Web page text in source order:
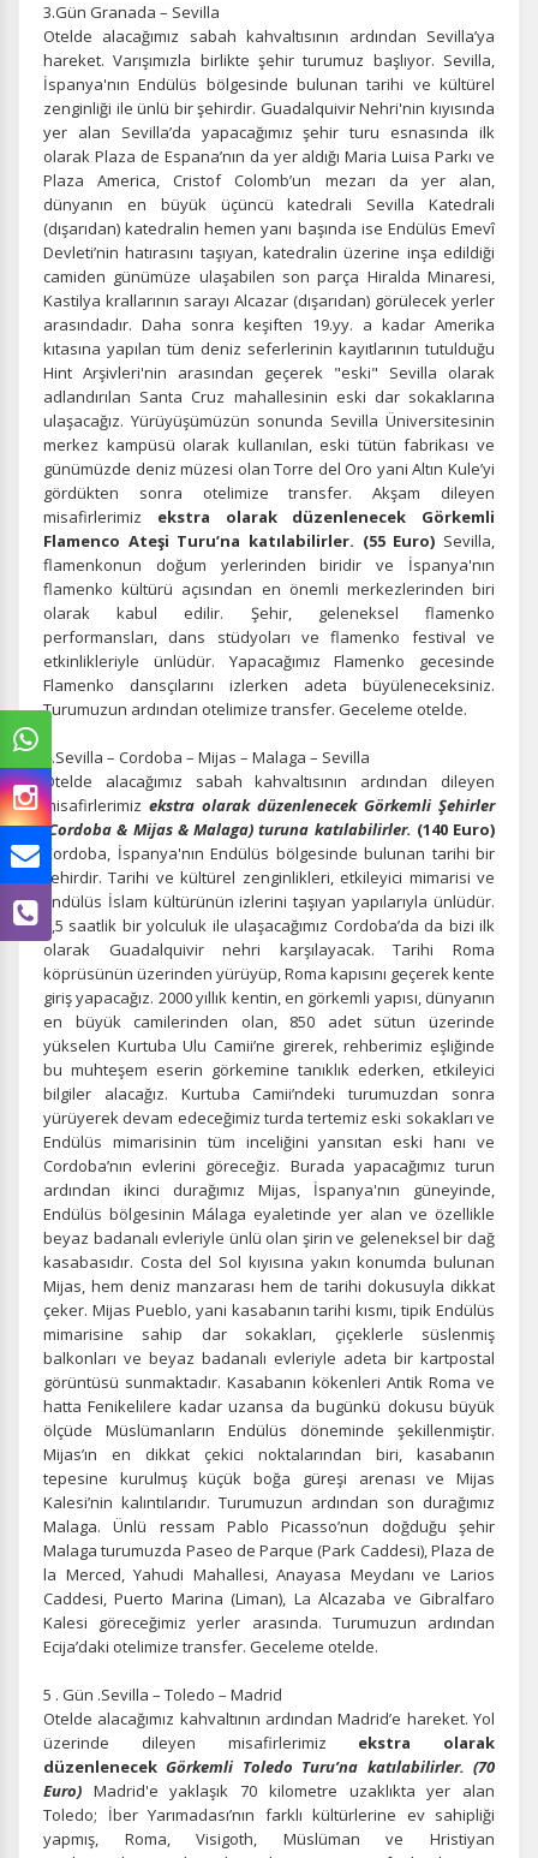
ÇEREZ KULLANIM AYARLARINIZ
Daha fazla bilgi için KVKK bilgilendirmemizi , çerez kullanım ve
gizlilik koşullarını inceleyebilirsiniz.
Zorunlu Çerezler HER ZAMAN AKTIF
Oturum yönetimi, güvenlik ve temel site işlevleri için
3.Gün Granada – Sevilla
Otelde alacağımız sabah kahvaltısının ardından Sevilla’ya
hareket. Varışımızla birlikte şehir turumuz başlıyor. Sevilla,
İspanya'nın Endülüs bölgesinde bulunan tarihi ve kültürel
zenginliği ile ünlü bir şehirdir. Guadalquivir Nehri'nin kıyısında
yer alan Sevilla’da yapacağımız şehir turu esnasında ilk
olarak Plaza de Espana’nın da yer aldığı Maria Luisa Parkı ve
Plaza America, Cristof Colomb’un mezarı da yer alan,
dünyanın en büyük üçüncü katedrali Sevilla Katedrali
(dışarıdan) katedralin hemen yanı başında ise Endülüs Emevî
Devleti’nin hatırasını taşıyan, katedralin üzerine inşa edildiği
camiden günümüze ulaşabilen son parça Hiralda Minaresi,
Kastilya krallarının sarayı Alcazar (dışarıdan) görülecek yerler
arasındadır. Daha sonra keşiften 19.yy. a kadar Amerika
kıtasına yapılan tüm deniz seferlerinin kayıtlarının tutulduğu
Hint Arşivleri'nin arasından geçerek "eski" Sevilla olarak
adlandırılan Santa Cruz mahallesinin eski dar sokaklarına
ulaşacağız. Yürüyüşümüzün sonunda Sevilla Üniversitesinin
merkez kampüsü olarak kullanılan, eski tütün fabrikası ve
günümüzde deniz müzesi olan Torre del Oro yani Altın Kule’yi
gördükten sonra otelimize transfer. Akşam dileyen
misafirlerimiz ekstra olarak düzenlenecek
Görkemli
Flamenco Ateşi Turu’na katılabilirler. (55 Euro) Sevilla,
flamenkonun doğum yerlerinden biridir ve İspanya'nın
flamenko kültürü açısından en önemli merkezlerinden biri
olarak kabul edilir. Şehir, geleneksel flamenko
performansları, dans stüdyoları ve flamenko festival ve
etkinlikleriyle ünlüdür. Yapacağımız Flamenko gecesinde
Flamenko dansçılarını izlerken adeta büyüleneceksiniz.
Turumuzun ardından otelimize transfer. Geceleme otelde.
4.Sevilla – Cordoba – Mijas – Malaga – Sevilla
Otelde alacağımız sabah kahvaltısının ardından dileyen
misafirlerimiz ekstra olarak düzenlenecek Görkemli Şehirler
(Cordoba & Mijas & Malaga) turuna katılabilirler. (140 Euro)
Cordoba, İspanya'nın Endülüs bölgesinde bulunan tarihi bir
şehirdir. Tarihi ve kültürel zenginlikleri, etkileyici mimarisi ve
Endülüs İslam kültürünün izlerini taşıyan yapılarıyla ünlüdür.
1,5 saatlik bir yolculuk ile ulaşacağımız Cordoba’da da bizi ilk
olarak Guadalquivir nehri karşılayacak. Tarihi Roma
köprüsünün üzerinden yürüyüp, Roma kapısını geçerek kente
giriş yapacağız. 2000 yıllık kentin, en görkemli yapısı, dünyanın
en büyük camilerinden olan, 850 adet sütun üzerinde
yükselen Kurtuba Ulu Camii’ne girerek, rehberimiz eşliğinde
bu muhteşem eserin görkemine tanıklık ederken, etkileyici
bilgiler alacağız. Kurtuba Camii’ndeki turumuzdan sonra
yürüyerek devam edeceğimiz turda tertemiz eski sokakları ve
Endülüs mimarisinin tüm inceliğini yansıtan eski hanı ve
Cordoba’nın evlerini göreceğiz. Burada yapacağımız turun
ardından ikinci durağımız Mijas, İspanya'nın güneyinde,
Endülüs bölgesinin Málaga eyaletinde yer alan ve özellikle
beyaz badanalı evleriyle ünlü olan şirin ve geleneksel bir dağ
kasabasıdır. Costa del Sol kıyısına yakın konumda bulunan
Mijas, hem deniz manzarası hem de tarihi dokusuyla dikkat
çeker. Mijas Pueblo, yani kasabanın tarihi kısmı, tipik Endülüs
mimarisine sahip dar sokakları, çiçeklerle süslenmiş
balkonları ve beyaz badanalı evleriyle adeta bir kartpostal
görüntüsü sunmaktadır. Kasabanın kökenleri Antik Roma ve
hatta Fenikelilere kadar uzansa da bugünkü dokusu büyük
ölçüde Müslümanların Endülüs döneminde şekillenmiştir.
Mijas’ın en dikkat çekici noktalarından biri, kasabanın
tepesine kurulmuş küçük boğa güreşi arenası ve Mijas
Kalesi’nin kalıntılarıdır. Turumuzun ardından son durağımız
Malaga. Ünlü ressam Pablo Picasso’nun doğduğu şehir
Malaga turumuzda Paseo de Parque (Park Caddesi), Plaza de
la Merced, Yahudi Mahallesi, Anayasa Meydanı ve Larios
Caddesi, Puerto Marina (Liman), La Alcazaba ve Gibralfaro
Kalesi göreceğimiz yerler arasında. Turumuzun ardından
Ecija’daki otelimize transfer. Geceleme otelde.
5 . Gün .Sevilla – Toledo – Madrid
Otelde alacağımız kahvaltının ardından Madrid’e hareket. Yol
üzerinde dileyen misafirlerimiz ekstra olarak
düzenlenecek Görkemli Toledo Turu’na katılabilirler. (70
Euro) Madrid'e yaklaşık 70 kilometre uzaklıkta yer alan
Toledo; İber Yarımadası’nın farklı kültürlerine ev sahipliği
yapmış, Roma, Visigoth, Müslüman ve Hristiyan